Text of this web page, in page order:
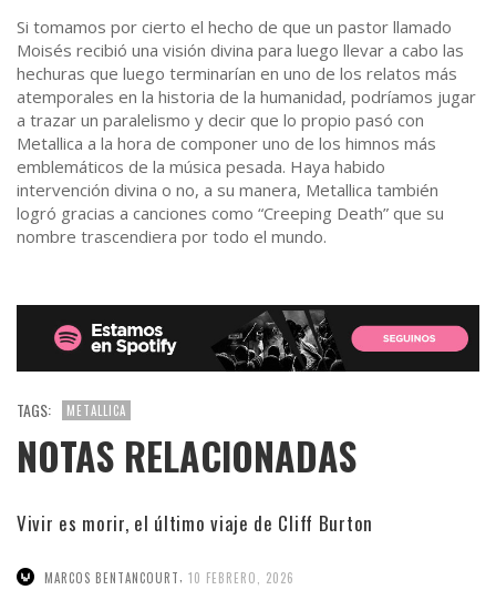
Si tomamos por cierto el hecho de que un pastor llamado
Moisés recibió una visión divina para luego llevar a cabo las
hechuras que luego terminarían en uno de los relatos más
atemporales en la historia de la humanidad, podríamos jugar
a trazar un paralelismo y decir que lo propio pasó con
Metallica a la hora de componer uno de los himnos más
emblemáticos de la música pesada. Haya habido
intervención divina o no, a su manera, Metallica también
logró gracias a canciones como “Creeping Death” que su
nombre trascendiera por todo el mundo.
TAGS: METALLICA
NOTAS RELACIONADAS
Vivir es morir, el último viaje de Cliff Burton
MARCOS BENTANCOURT 10 FEBRERO, 2026